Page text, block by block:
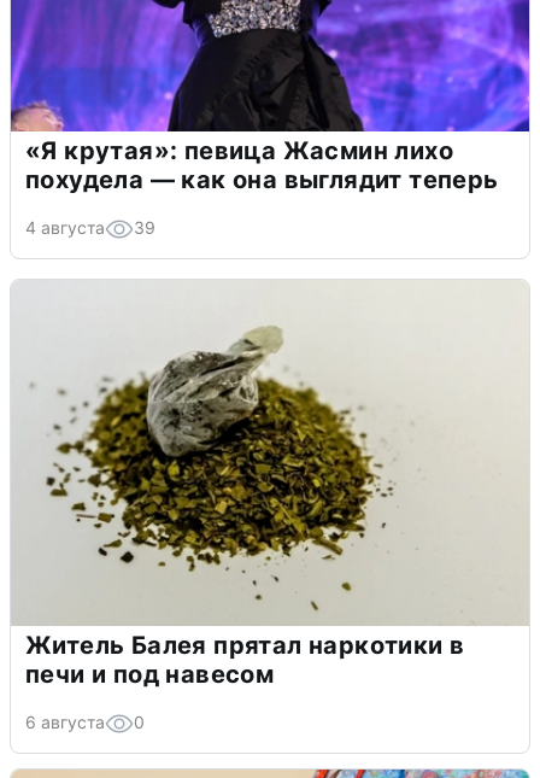
«Я крутая»: певица Жасмин лихо
похудела — как она выглядит теперь
4 августа 39
Житель Балея прятал наркотики в
печи и под навесом
6 августа 0